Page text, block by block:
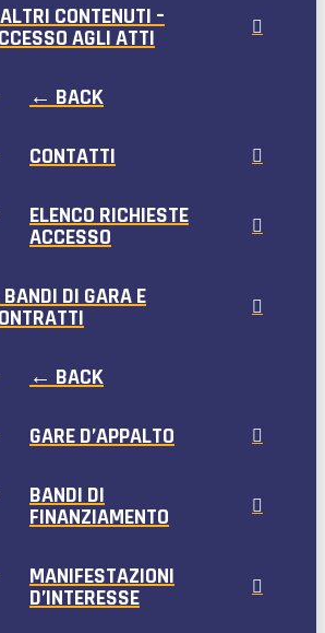
CONTENUTI –
AGLI ATTI
← BACK
CONTATTI
ELENCO RICHIESTE
ACCESSO
BANDI DI GARA E
← BACK
GARE D’APPALTO
BANDI DI
FINANZIAMENTO
MANIFESTAZIONI
D’INTERESSE